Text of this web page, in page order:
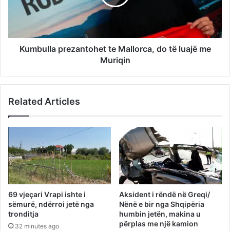
Kumbulla prezantohet te Mallorca, do të luajë me
Muriqin
Related Articles
69 vjeçari Vrapi ishte i
sëmurë, ndërroi jetë nga
tronditja
32 minutes ago
Aksident i rëndë në Greqi/
Nënë e bir nga Shqipëria
humbin jetën, makina u
përplas me një kamion